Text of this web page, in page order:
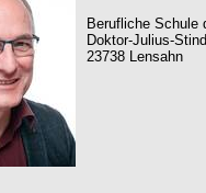
Berufliche Schule
Doktor-Julius-
23738 Lensahn